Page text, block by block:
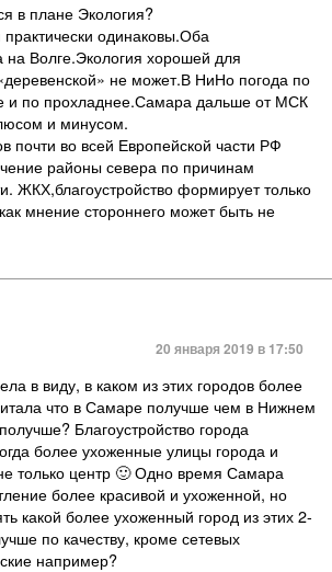
в плане Экология?
одинаковы.Оба
Волге.Экология хорошей для
не может.В НиНо погода по
и по прохладнее.Самара дальше от МСК
и минусом.
почти во всей Европейской части РФ
районы севера по причинам
ЖКХ,благоустройство формирует только
мнение стороннего может быть не
20 января 2019 в 17:50
в виду, в каком из этих городов более
что в Самаре получше чем в Нижнем
Благоустройство города
более ухоженные улицы города и
только центр 🙂 Одно время Самара
более красивой и ухоженной, но
какой более ухоженный город из этих 2-
по качеству, кроме сетевых
например?